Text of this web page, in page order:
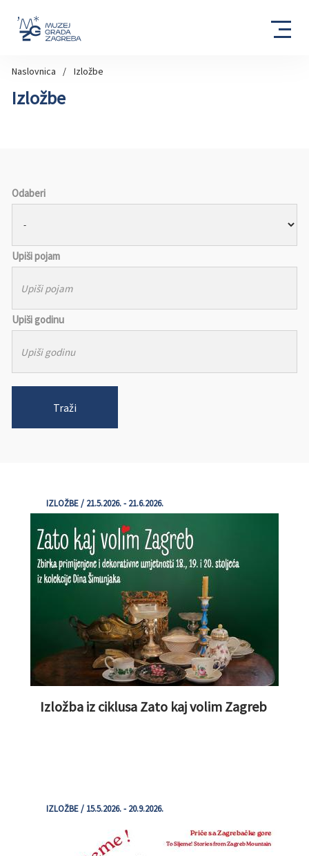
Naslovnica Izložbe
Izložbe
Odaberi
Upiši pojam
Upiši godinu
Traži
IZLOŽBE / 21.5.2026. - 21.6.2026.
Izložba iz ciklusa Zato kaj volim Zagreb
IZLOŽBE / 15.5.2026. - 20.9.2026.